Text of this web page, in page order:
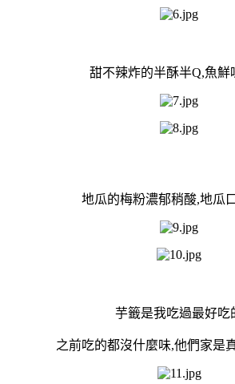
甜不辣炸的半酥半Q,魚鮮
地瓜的梅粉濃郁稍酸,地瓜
芋籤是我吃過最好吃
之前吃的都沒什麼味,他們家是